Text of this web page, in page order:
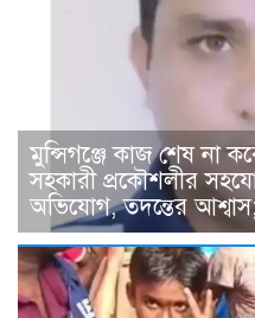
মুন্সিগঞ্জে কাজ শেষ না
সহকারী প্রকৌশলীর
অভিযোগ, তদন্তের